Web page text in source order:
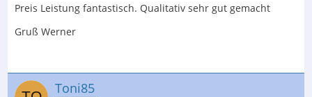
Preis Leistung fantastisch. Qualitativ sehr gut gemacht
Gruß Werner
Toni85